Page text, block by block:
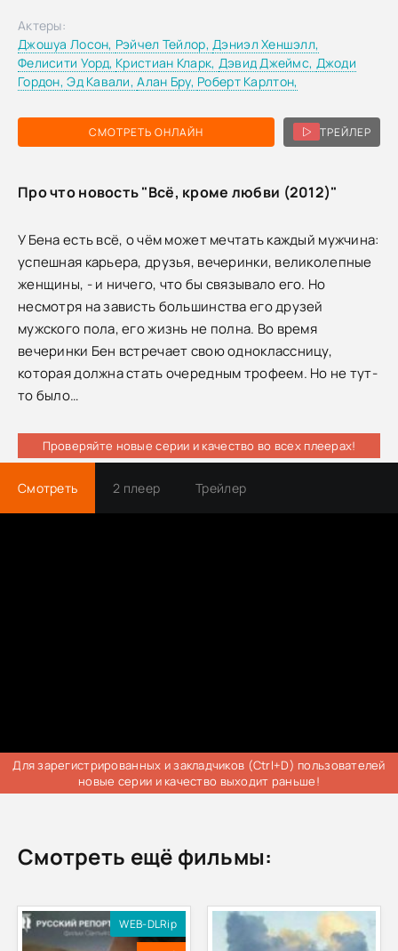
СМОТРЕТЬ ОНЛАЙН ТРЕЙЛЕР
Актеры:
Джошуа Лосон, Рэйчел Тейлор,Дэниэл Хеншэлл,
Фелисити Уорд, Кристиан Кларк, Дэвид Джеймс, Джоди
Гордон,Эд Кавали,Алан Бру, Роберт Карлтон,
Про что новость "Всё, кроме любви (2012)"
У Бена есть всё, о чём может мечтать каждый мужчина:
успешная карьера, друзья, вечеринки, великолепные
женщины, - и ничего, что бы связывало его. Но
несмотря на зависть большинства его друзей
мужского пола, его жизнь не полна. Во время
вечеринки Бен встречает свою одноклассницу,
которая должна стать очередным трофеем. Но не тут-
то было…
Проверяйте новые серии и качество во всех плеерах!
Смотреть 2 плеер Трейлер
Для зарегистрированных и закладчиков (Ctrl+D) пользователей
новые серии и качество выходит раньше!
Смотреть ещё фильмы:
WEB-DLRip